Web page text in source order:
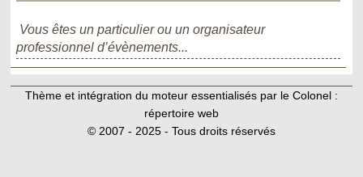
Vous êtes un particulier ou un organisateur
professionnel d’évènements...
Thème et intégration du moteur essentialisés par le Colonel :
répertoire web
© 2007 - 2025 - Tous droits réservés